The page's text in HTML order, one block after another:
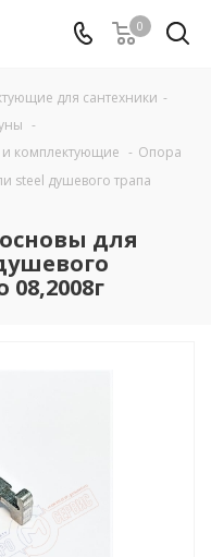
0
для сантехники -
-
комплектующие - Опора
steel душевого трапа
для